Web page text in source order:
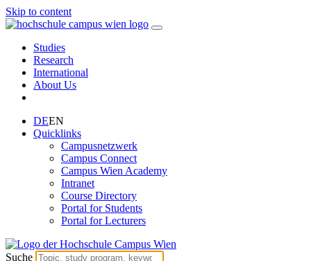
Skip to content
Studies
Research
International
About Us
DEEN
Quicklinks
Campusnetzwerk
Campus Connect
Campus Wien Academy
Intranet
Course Directory
Portal for Students
Portal for Lecturers
Suche